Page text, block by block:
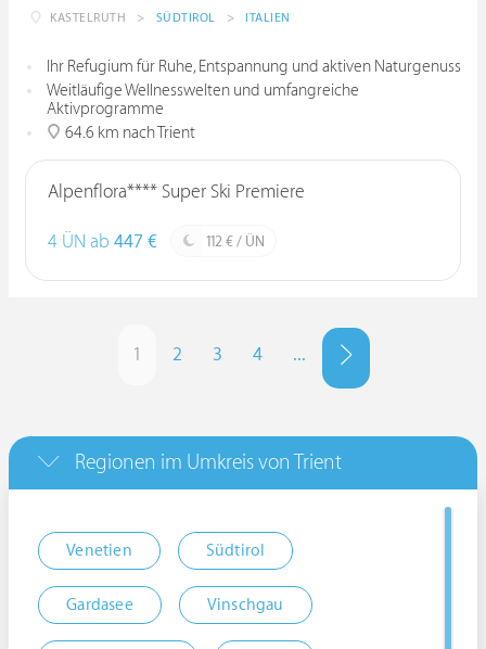
KASTELRUTH > SÜDTIROL > ITALIEN
Ihr Refugium für Ruhe, Entspannung und aktiven Naturgenuss
Weitläufige Wellnesswelten und umfangreiche
Aktivprogramme
64.6 km nach Trient
Alpenflora**** Super Ski Premiere
4 ÜN ab 447 € 112 € / ÜN
1 2 3 4 ...
Regionen im Umkreis von Trient
Venetien Südtirol
Gardasee Vinschgau